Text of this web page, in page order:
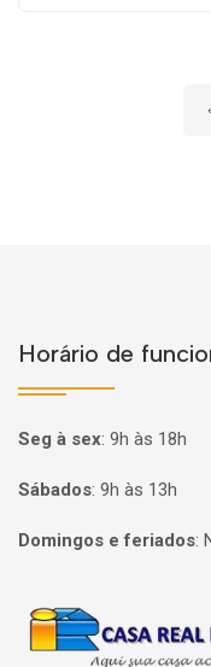
‹
Horário de
Seg à sex: 9h às 18h
Sábados: 9h às 13h
Domingos e feriados:
Página inicial